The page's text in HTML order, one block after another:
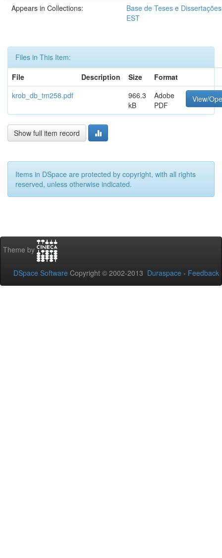
Appears in Collections:
Base de Teses e
EST
Files in This Item:
File
Description Size
Format
krob_db_tm258.pdf
966.3
kB
Adobe
PDF
View/
Show full item record
Items in DSpace are protected by copyright, with all rights
reserved, unless otherwise indicated.
Theme by
DSpace Software Copyright © 2002-2013 Duraspace - Feedback